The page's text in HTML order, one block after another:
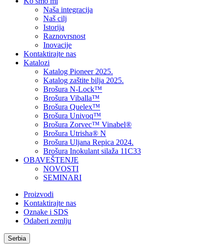
Naša integracija
Naš cilj
Istorija
Raznovrsnost
Inovacije
Kontaktirajte nas
Katalozi
Katalog Pioneer 2025.
Katalog zaštite bilja 2025.
Brošura N-Lock™
Brošura Viballa™
Brošura Quelex™
Brošura Univoq™
Brošura Zorvec™ Vinabel®
Brošura Utrisha® N
Brošura Uljana Repica 2024.
Brošura Inokulant silaža 11C33
OBAVEŠTENJE
NOVOSTI
SEMINARI
Proizvodi
Kontaktirajte nas
Oznake i SDS
Odaberi zemlju
Serbia